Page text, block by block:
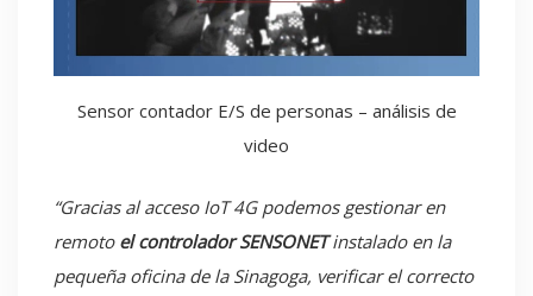
Sensor contador E/S de personas – análisis de
video
“Gracias al acceso IoT 4G podemos gestionar en
remoto el controlador SENSONETinstalado en la
pequeña oficina de la Sinagoga, verificar el correcto